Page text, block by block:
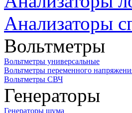
Анализаторы
Вольтметры
Вольтметры универсальные
Вольтметры переменного
Вольтметры СВЧ
Генераторы
Генераторы шума